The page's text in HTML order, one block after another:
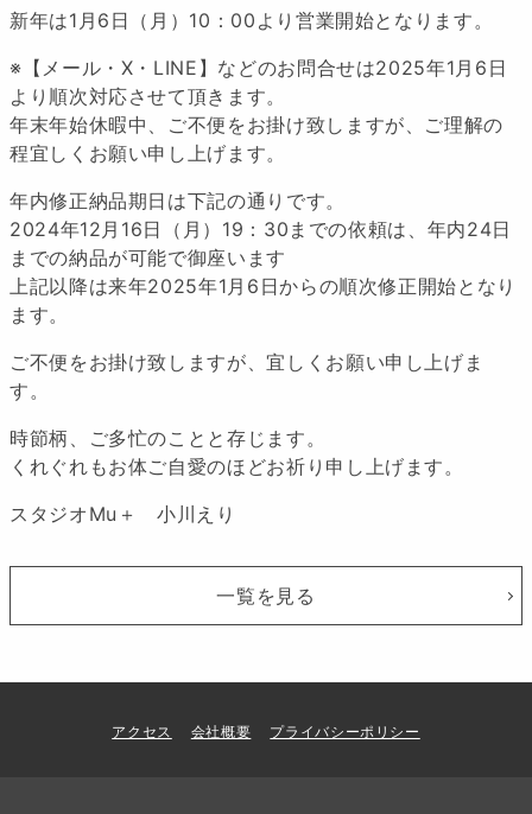
新年は1月6日（月）10：00より営業開始となります。
※【メール・X・LINE】などのお問合せは2025年1月6日
より順次対応させて頂きます。
年末年始休暇中、ご不便をお掛け致しますが、ご理解の
程宜しくお願い申し上げます。
年内修正納品期日は下記の通りです。
2024年12月16日（月）19：30までの依頼は、年内24日
までの納品が可能で御座います
上記以降は来年2025年1月6日からの順次修正開始となり
ます。
ご不便をお掛け致しますが、宜しくお願い申し上げま
す。
時節柄、ご多忙のことと存じます。
くれぐれもお体ご自愛のほどお祈り申し上げます。
スタジオMu＋ 小川えり
一覧を見る
アクセス 会社概要 プライバシーポリシー